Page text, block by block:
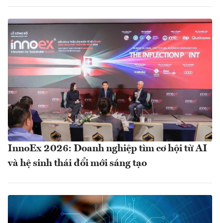
InnoEx 2026: Doanh nghiệp tìm cơ hội từ AI
và hệ sinh thái đổi mới sáng tạo